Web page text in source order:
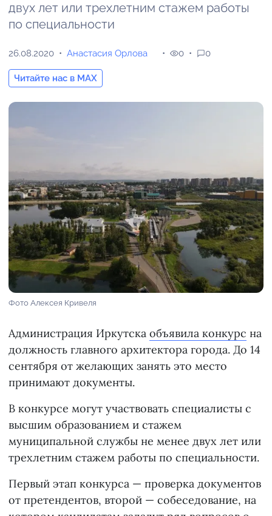
двух лет или трехлетним стажем работы
по специальности
26.08.2020 Анастасия Орлова
Читайте нас в MAX
0 0
Фото Алексея Кривеля
Администрация Иркутска объявила конкурс на
должность главного архитектора города. До 14
сентября от желающих занять это место
принимают документы.
В конкурсе могут участвовать специалисты с
высшим образованием и стажем
муниципальной службы не менее двух лет или
трехлетним стажем работы по специальности.
Первый этап конкурса — проверка документов
от претендентов, второй — собеседование, на